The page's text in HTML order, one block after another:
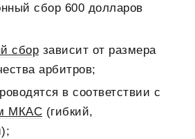
сбор 600 долларов
сбор зависит от размера
арбитров;
в соответствии с
МКАС (гибкий,